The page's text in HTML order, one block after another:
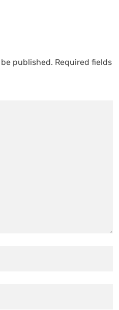
published. Required fields